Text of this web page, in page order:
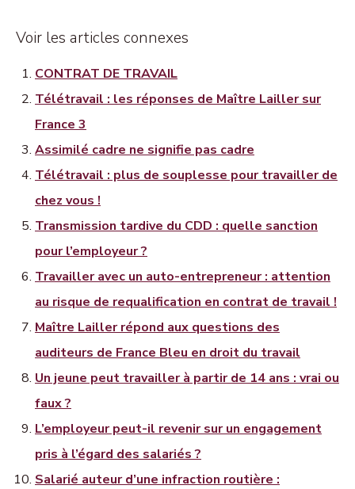
Voir les articles connexes
CONTRAT DE TRAVAIL
Télétravail : les réponses de Maître Lailler sur
France 3
Assimilé cadre ne signifie pas cadre
Télétravail : plus de souplesse pour travailler de
chez vous !
Transmission tardive du CDD : quelle sanction
pour l’employeur ?
Travailler avec un auto-entrepreneur : attention
au risque de requalification en contrat de travail !
Maître Lailler répond aux questions des
auditeurs de France Bleu en droit du travail
Un jeune peut travailler à partir de 14 ans : vrai ou
faux ?
L’employeur peut-il revenir sur un engagement
pris à l’égard des salariés ?
Salarié auteur d’une infraction routière :